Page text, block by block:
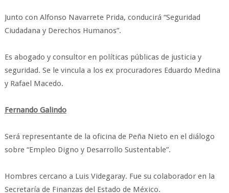
Junto con Alfonso Navarrete Prida, conducirá “Seguridad
Ciudadana y Derechos Humanos”.
Es abogado y consultor en políticas públicas de justicia y
seguridad. Se le vincula a los ex procuradores Eduardo Medina
y Rafael Macedo.
Fernando Galindo
Será representante de la oficina de Peña Nieto en el diálogo
sobre “Empleo Digno y Desarrollo Sustentable”.
Hombres cercano a Luis Videgaray. Fue su colaborador en la
Secretaría de Finanzas del Estado de México.